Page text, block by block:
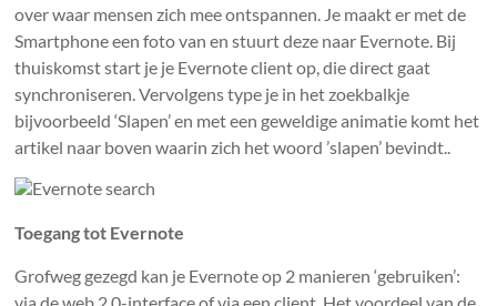
over waar mensen zich mee ontspannen. Je maakt er met de
Smartphone een foto van en stuurt deze naar Evernote. Bij
thuiskomst start je je Evernote client op, die direct gaat
synchroniseren. Vervolgens type je in het zoekbalkje
bijvoorbeeld ‘Slapen’ en met een geweldige animatie komt het
artikel naar boven waarin zich het woord ’slapen’ bevindt..
Toegang tot Evernote
Grofweg gezegd kan je Evernote op 2 manieren ‘gebruiken’: